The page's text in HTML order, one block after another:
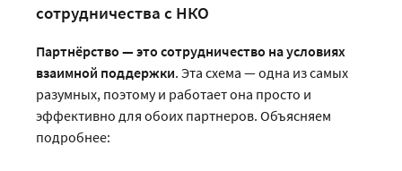
сотрудничества с НКО
Партнёрство — это сотрудничество на условиях
взаимной поддержки. Эта схема — одна из самых
разумных, поэтому и работает она просто и
эффективно для обоих партнеров. Объясняем
подробнее: